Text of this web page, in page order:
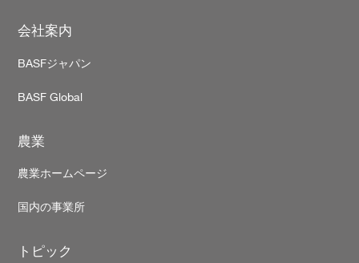
Footer
会社案内
BASFジャパン
BASF Global
農業
農業ホームページ
国内の事業所
トピック